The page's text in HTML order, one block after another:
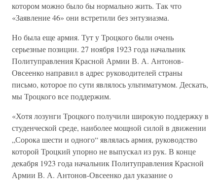
котором можно было бы нормально жить. Так что
«Заявление 46» они встретили без энтузиазма.
Но была еще армия. Тут у Троцкого были очень
серьезные позиции. 27 ноября 1923 года начальник
Политуправления Красной Армии В. А. Антонов-
Овсеенко направил в адрес руководителей страны
письмо, которое по сути являлось ультиматумом. Дескать,
мы Троцкого все поддержим.
«Хотя лозунги Троцкого получили широкую поддержку в
студенческой среде, наиболее мощной силой в движении
„Сорока шести и одного“ являлась армия, руководство
которой Троцкий упорно не выпускал из рук. В конце
декабря 1923 года начальник Политуправления Красной
Армии В. А. Антонов-Овсеенко дал указание о